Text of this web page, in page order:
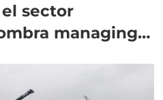
sector
managing